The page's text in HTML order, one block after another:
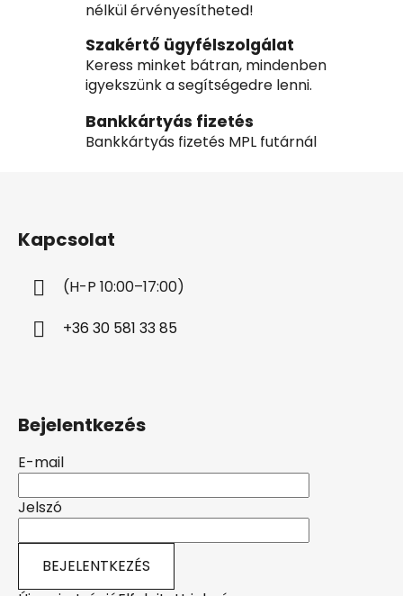
nélkül érvényesítheted!
Szakértő ügyfélszolgálat
Keress minket bátran, mindenben
igyekszünk a segítségedre lenni.
Bankkártyás fizetés
Bankkártyás fizetés MPL futárnál
Kapcsolat
(H-P 10:00–17:00)
+36 30 581 33 85
Bejelentkezés
E-mail
Jelszó
BEJELENTKEZÉS